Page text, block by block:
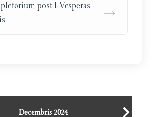
post I Vesperas
→
Decembris 2024